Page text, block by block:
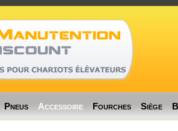
Pneus Accessoire Fourches Siège
RealMem